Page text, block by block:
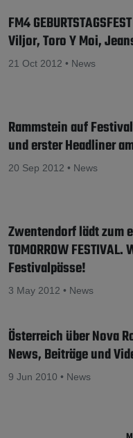
FM4
Viljor, Toro Y Moi,
21 Oct 2012 • News
Rammstein auf
und erster Headliner am
20 Sep 2012 • News
Zwentendorf lädt zum
TOMORROW
Festivalpässe!
3 May 2012 • News
Österreich über Nova
News, Beiträge und
9 Jun 2010 • News